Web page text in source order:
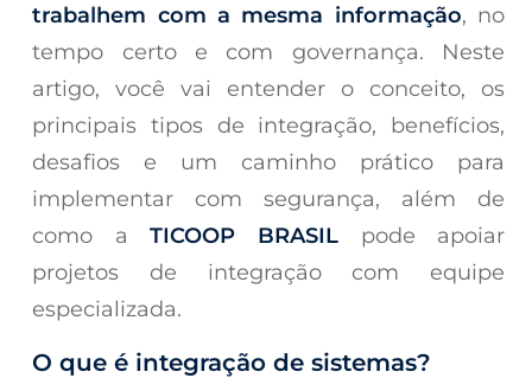
trabalhem com a mesma informação, no
tempo certo e com governança. Neste
artigo, você vai entender o conceito, os
principais tipos de integração, benefícios,
desafios e um caminho prático para
implementar com segurança, além de
como aTICOOP BRASILpode apoiar
projetos de integração com equipe
especializada.
O que é integração de sistemas?